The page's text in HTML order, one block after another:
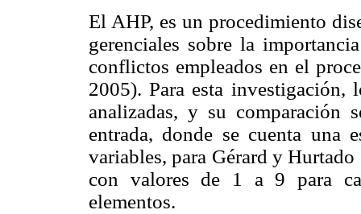
El AHP, es un procedimiento
gerenciales sobre la
conflictos empleados en el
2005). Para esta investigación,
analizadas, y su comparación
entrada, donde se cuenta una
variables, para Gérard y Hurtado
con valores de 1 a 9 para
elementos.